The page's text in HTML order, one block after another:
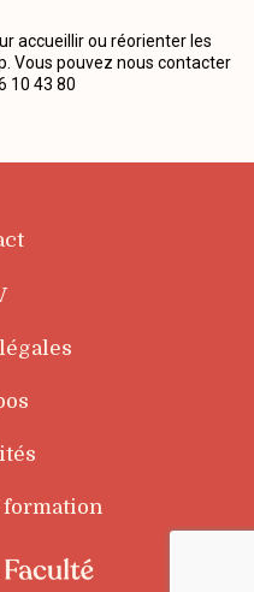
accueillir ou réorienter les
Vous pouvez nous contacter
10 43 80
formation